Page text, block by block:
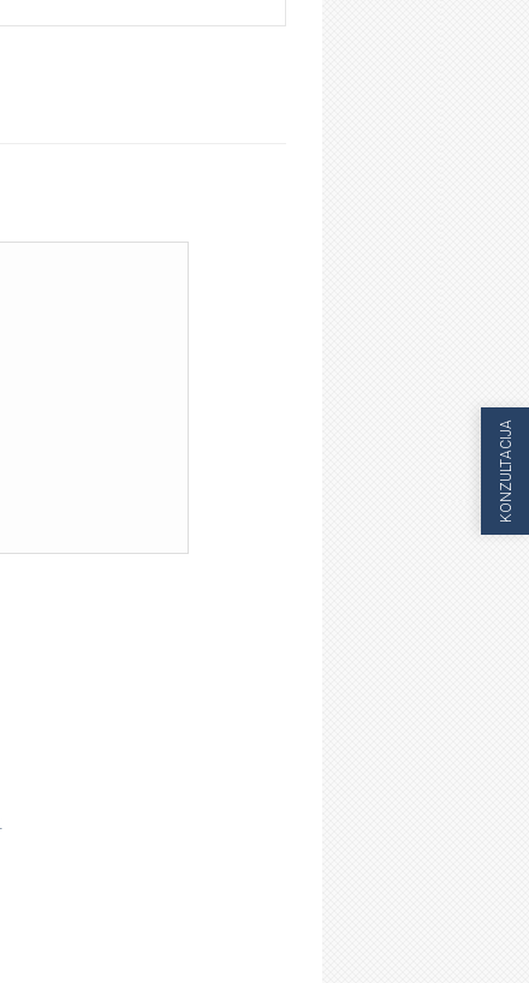
KONZULTACIJA